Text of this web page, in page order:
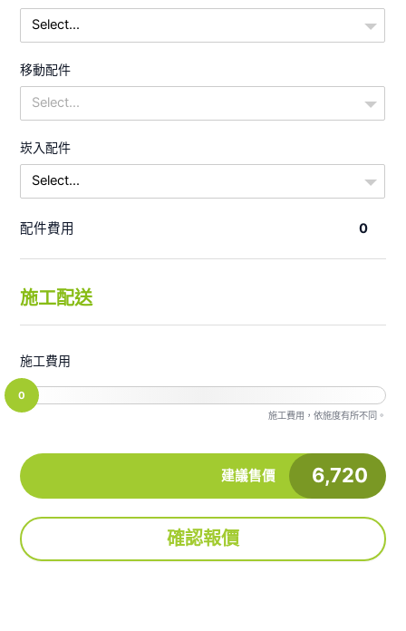
Select...
移動配件
Select...
崁入配件
Select...
配件費用 0
施工配送
施工費用
0
施工費用，依施度有所不同。
建議售價 6,720
確認報價